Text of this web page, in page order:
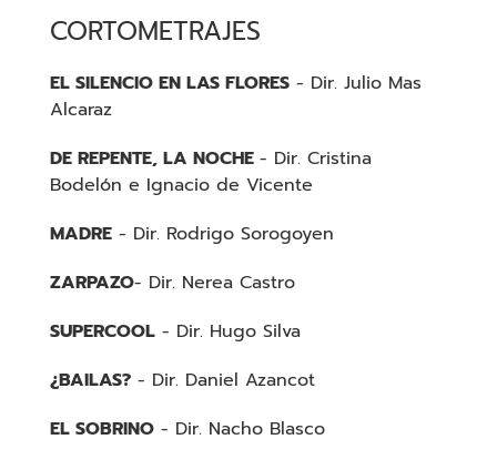
CORTOMETRAJES
EL SILENCIO EN LAS FLORES- Dir. Julio Mas
Alcaraz
DE REPENTE, LA NOCHE - Dir. Cristina
Bodelón e Ignacio de Vicente
MADRE- Dir. Rodrigo Sorogoyen
ZARPAZO- Dir. Nerea Castro
SUPERCOOL- Dir. Hugo Silva
¿BAILAS?- Dir. Daniel Azancot
EL SOBRINO- Dir. Nacho Blasco